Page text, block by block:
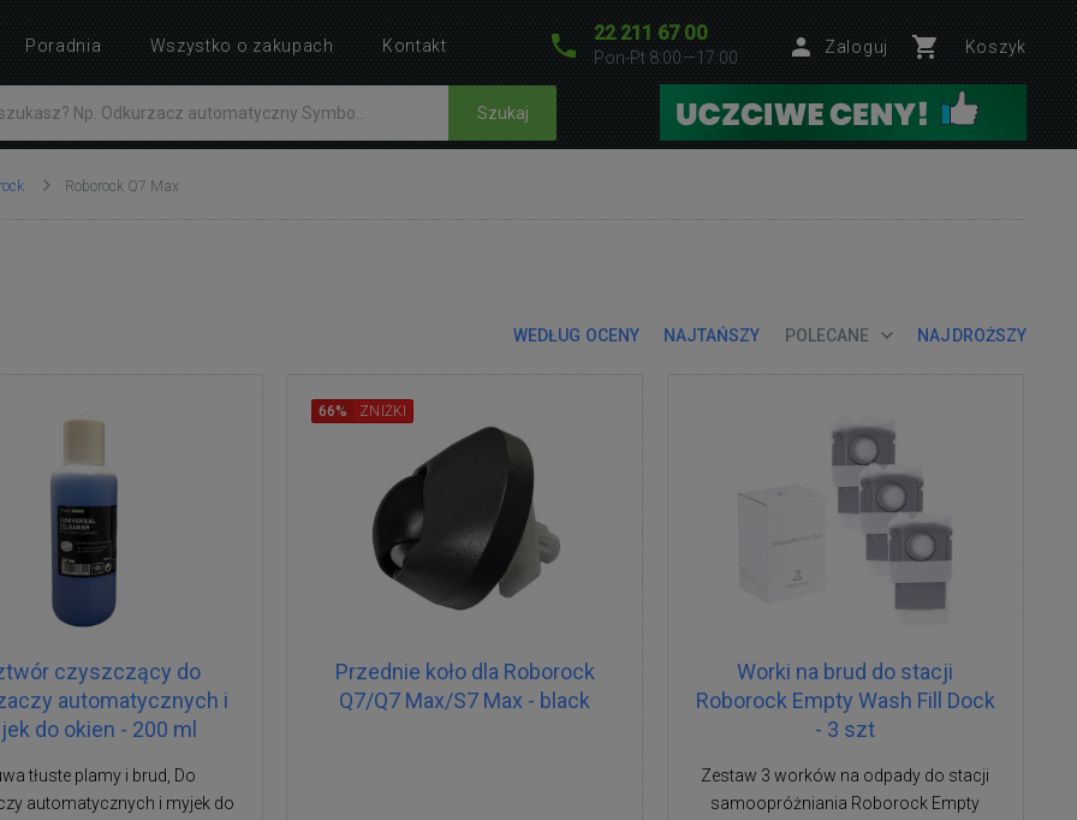
22 211 67 00
Pon-Pt 8:00—17:00
Zaloguj Koszyk
Szukaj
Roborock Q7 Max
WEDŁUG OCENY NAJTAŃSZY POLECANE NAJDROŻSZY
czyszczący do
automatycznych i
do okien - 200 ml
tłuste plamy i brud, Do
automatycznych i myjek do
Przednie koło dla Roborock
Q7/Q7 Max/S7 Max - black
66% ZNIŻKI
Worki na brud do stacji
Roborock Empty Wash Fill Dock
- 3 szt
Zestaw 3 worków na odpady do stacji
samoopróżniania Roborock Empty
Poradnia Wszystko o zakupach Kontakt